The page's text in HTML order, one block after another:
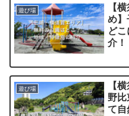
遊び場
【
め】
ど
介！
遊び場
【
野
て自